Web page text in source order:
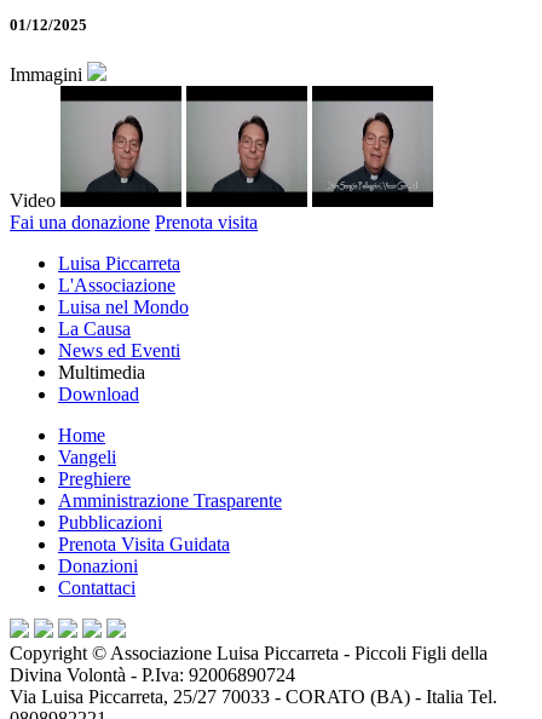
01/12/2025
Immagini
Video
Fai una donazione Prenota visita
Luisa Piccarreta
L'Associazione
Luisa nel Mondo
La Causa
News ed Eventi
Multimedia
Download
Home
Vangeli
Preghiere
Amministrazione Trasparente
Pubblicazioni
Prenota Visita Guidata
Donazioni
Contattaci
Copyright © Associazione Luisa Piccarreta - Piccoli Figli della
Divina Volontà - P.Iva: 92006890724
Via Luisa Piccarreta, 25/27 70033 - CORATO (BA) - Italia Tel.